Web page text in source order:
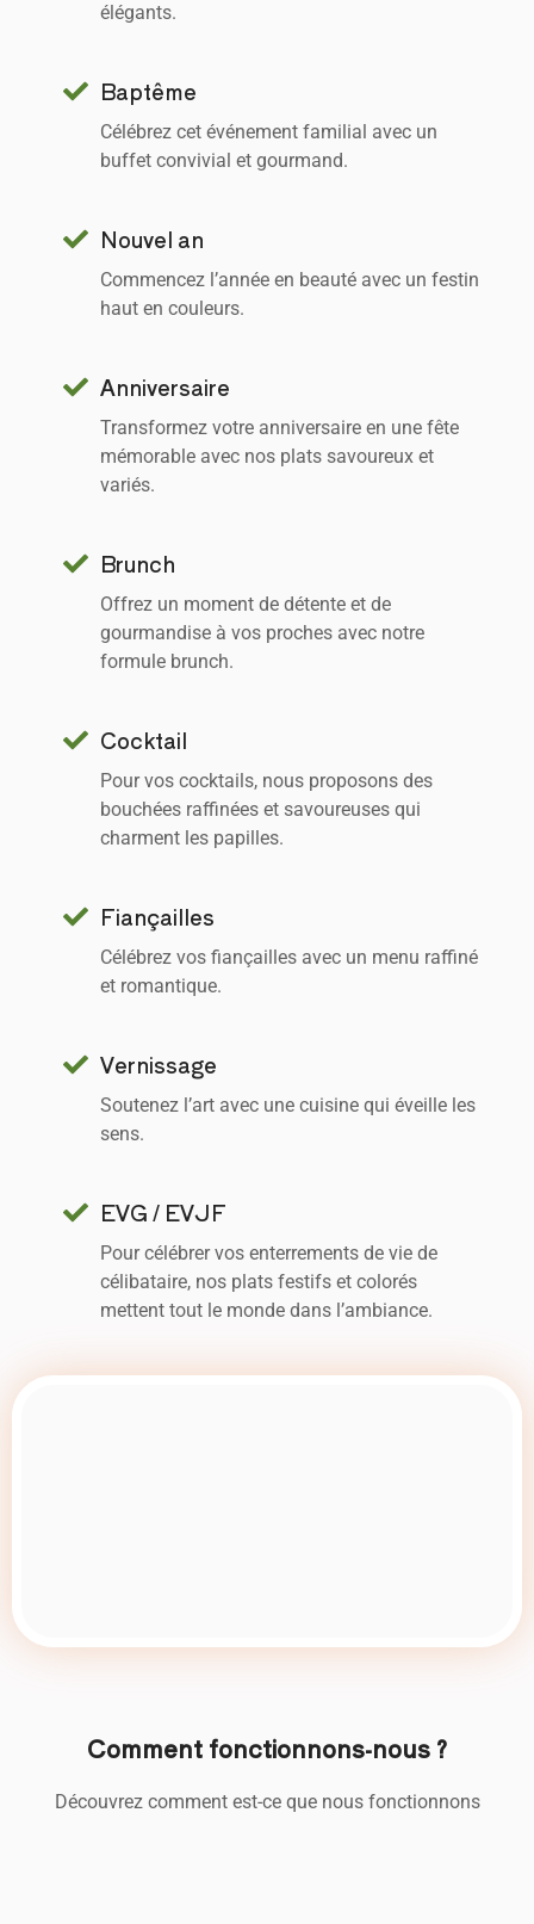
élégants.
Baptême
Célébrez cet événement familial avec un
buffet convivial et gourmand.
Nouvel an
Commencez l’année en beauté avec un festin
haut en couleurs.
Anniversaire
Transformez votre anniversaire en une fête
mémorable avec nos plats savoureux et
variés.
Brunch
Offrez un moment de détente et de
gourmandise à vos proches avec notre
formule brunch.
Cocktail
Pour vos cocktails, nous proposons des
bouchées raffinées et savoureuses qui
charment les papilles.
Fiançailles
Célébrez vos fiançailles avec un menu raffiné
et romantique.
Vernissage
Soutenez l’art avec une cuisine qui éveille les
sens.
EVG / EVJF
Pour célébrer vos enterrements de vie de
célibataire, nos plats festifs et colorés
mettent tout le monde dans l’ambiance.
Comment fonctionnons-nous ?
Découvrez comment est-ce que nous fonctionnons